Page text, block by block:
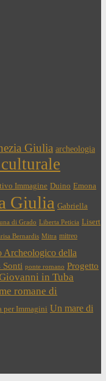
Giulia archeologia
Immagine Duino Emona
Giulia Gabriella
di Grado Liberta Peticia Lisert
Bernardis Mitra mitreo
Archeologico della
Sonti ponte romano Progetto
in Tuba
romane di
per Immagini Un mare di